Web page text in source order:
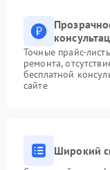
Точные прайс-
ремонта,
бесплатной
сайте
Широкий